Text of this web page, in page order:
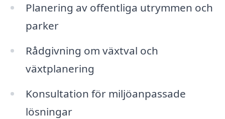
Planering av offentliga utrymmen och
parker
Rådgivning om växtval och
växtplanering
Konsultation för miljöanpassade
lösningar